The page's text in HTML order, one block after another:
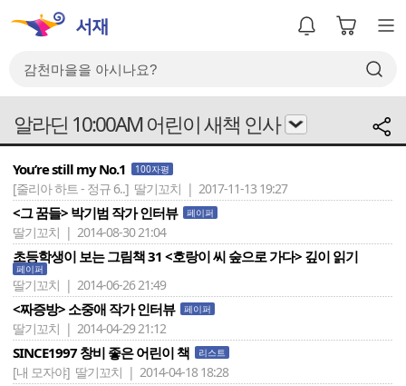
알라딘 10:00AM 어린이 새책 인사
You’re still my No.1 100자평
[줄리아 하트 - 정규 6..] 딸기꼬치 | 2017-11-13 19:27
<그 꿈들> 박기범 작가 인터뷰 페이퍼
딸기꼬치 | 2014-08-30 21:04
초등학생이 보는 그림책 31 <호랑이 씨 숲으로 가다> 깊이 읽기
페이퍼
딸기꼬치 | 2014-06-26 21:49
<짜증방> 소중애 작가 인터뷰 페이퍼
딸기꼬치 | 2014-04-29 21:12
SINCE1997 창비 좋은 어린이 책 리스트
[내 모자야] 딸기꼬치 | 2014-04-18 18:28